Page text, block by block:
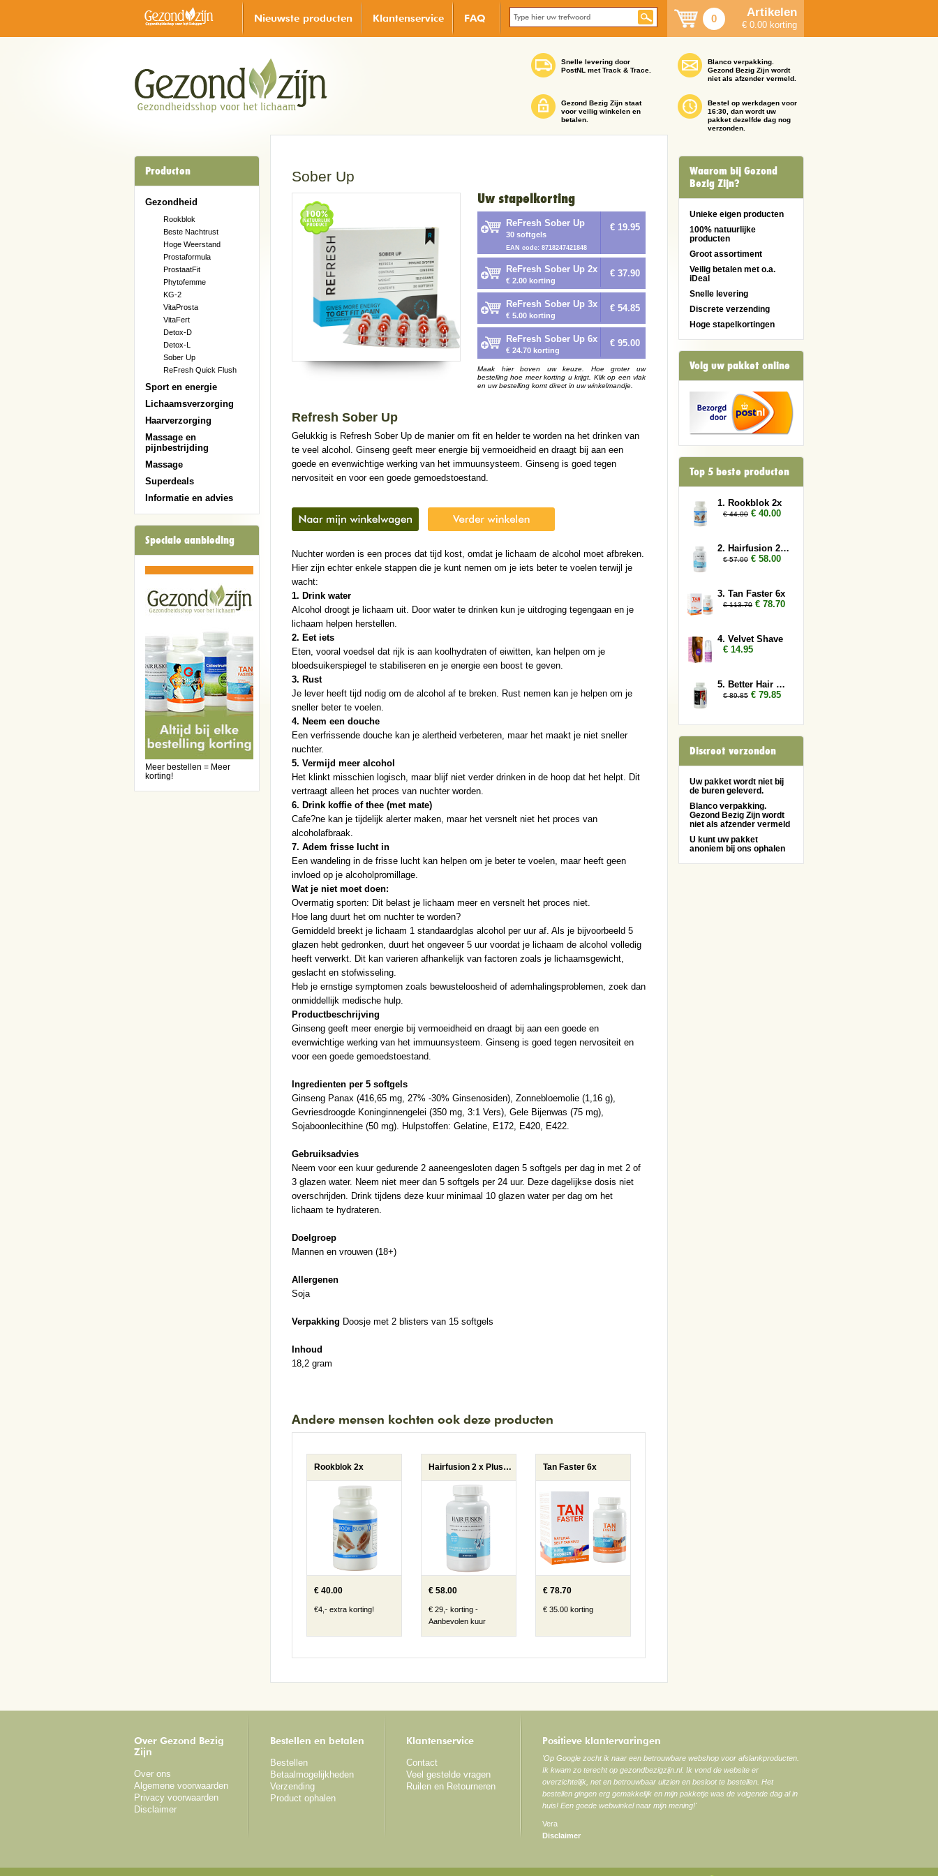
Nieuwste producten Klantenservice FAQ 0 Artikelen
€ 0.00 korting
Snelle levering door
PostNL met Track & Trace.
Gezond Bezig Zijn staat
voor veilig winkelen en
betalen.
Blanco verpakking.
Gezond Bezig Zijn wordt
niet als afzender vermeld.
Bestel op werkdagen voor
16:30, dan wordt uw
pakket dezelfde dag nog
verzonden.
Producten
Gezondheid
Rookblok
Beste Nachtrust
Hoge Weerstand
Prostaformula
ProstaatFit
Phytofemme
KG-2
VitaProsta
VitaFert
Detox-D
Detox-L
Sober Up
ReFresh Quick Flush
Sport en energie
Lichaamsverzorging
Haarverzorging
Massage en
pijnbestrijding
Massage
Superdeals
Informatie en advies
Speciale aanbieding
Meer bestellen = Meer
korting!
Sober Up
Uw stapelkorting
ReFresh Sober Up
30 softgels
EAN code: 8718247421848
€ 19.95
ReFresh Sober Up 2x
€ 2.00 korting
€ 37.90
ReFresh Sober Up 3x
€ 5.00 korting
€ 54.85
ReFresh Sober Up 6x
€ 24.70 korting
€ 95.00
Maak hier boven uw keuze. Hoe groter uw
bestelling hoe meer korting u krijgt. Klik op een vlak
en uw bestelling komt direct in uw winkelmandje.
Refresh Sober Up
Gelukkig is Refresh Sober Up de manier om fit en helder te worden na het drinken van
te veel alcohol. Ginseng geeft meer energie bij vermoeidheid en draagt bij aan een
goede en evenwichtige werking van het immuunsysteem. Ginseng is goed tegen
nervositeit en voor een goede gemoedstoestand.
Nuchter worden is een proces dat tijd kost, omdat je lichaam de alcohol moet afbreken.
Hier zijn echter enkele stappen die je kunt nemen om je iets beter te voelen terwijl je
wacht:
1. Drink water
Alcohol droogt je lichaam uit. Door water te drinken kun je uitdroging tegengaan en je
lichaam helpen herstellen.
2. Eet iets
Eten, vooral voedsel dat rijk is aan koolhydraten of eiwitten, kan helpen om je
bloedsuikerspiegel te stabiliseren en je energie een boost te geven.
3. Rust
Je lever heeft tijd nodig om de alcohol af te breken. Rust nemen kan je helpen om je
sneller beter te voelen.
4. Neem een douche
Een verfrissende douche kan je alertheid verbeteren, maar het maakt je niet sneller
nuchter.
5. Vermijd meer alcohol
Het klinkt misschien logisch, maar blijf niet verder drinken in de hoop dat het helpt. Dit
vertraagt alleen het proces van nuchter worden.
6. Drink koffie of thee (met mate)
Cafe?ne kan je tijdelijk alerter maken, maar het versnelt niet het proces van
alcoholafbraak.
7. Adem frisse lucht in
Een wandeling in de frisse lucht kan helpen om je beter te voelen, maar heeft geen
invloed op je alcoholpromillage.
Wat je niet moet doen:
Overmatig sporten: Dit belast je lichaam meer en versnelt het proces niet.
Hoe lang duurt het om nuchter te worden?
Gemiddeld breekt je lichaam 1 standaardglas alcohol per uur af. Als je bijvoorbeeld 5
glazen hebt gedronken, duurt het ongeveer 5 uur voordat je lichaam de alcohol volledig
heeft verwerkt. Dit kan varieren afhankelijk van factoren zoals je lichaamsgewicht,
geslacht en stofwisseling.
Heb je ernstige symptomen zoals bewusteloosheid of ademhalingsproblemen, zoek dan
onmiddellijk medische hulp.
Productbeschrijving
Ginseng geeft meer energie bij vermoeidheid en draagt bij aan een goede en
evenwichtige werking van het immuunsysteem. Ginseng is goed tegen nervositeit en
voor een goede gemoedstoestand.
Ingredienten per 5 softgels
Ginseng Panax (416,65 mg, 27% -30% Ginsenosiden), Zonnebloemolie (1,16 g),
Gevriesdroogde Koninginnengelei (350 mg, 3:1 Vers), Gele Bijenwas (75 mg),
Sojaboonlecithine (50 mg). Hulpstoffen: Gelatine, E172, E420, E422.
Gebruiksadvies
Neem voor een kuur gedurende 2 aaneengesloten dagen 5 softgels per dag in met 2 of
3 glazen water. Neem niet meer dan 5 softgels per 24 uur. Deze dagelijkse dosis niet
overschrijden. Drink tijdens deze kuur minimaal 10 glazen water per dag om het
lichaam te hydrateren.
Doelgroep
Mannen en vrouwen (18+)
Allergenen
Soja
Verpakking Doosje met 2 blisters van 15 softgels
Inhoud
18,2 gram
Andere mensen kochten ook deze producten
Rookblok 2x
€ 40.00
€4,- extra korting!
Hairfusion 2 x Plus 1 gratis
€ 58.00
€ 29,- korting -
Aanbevolen kuur
Tan Faster 6x
€ 78.70
€ 35.00 korting
Waarom bij Gezond
Bezig Zijn?
Unieke eigen producten
100% natuurlijke
producten
Groot assortiment
Veilig betalen met o.a.
iDeal
Snelle levering
Discrete verzending
Hoge stapelkortingen
Volg uw pakket online
Top 5 beste producten
1. Rookblok 2x
€ 44.00 € 40.00
2. Hairfusion 2 x Plus 1 gratis
€ 57.00 € 58.00
3. Tan Faster 6x
€ 113.70 € 78.70
4. Velvet Shave
€ 14.95
5. Better Hair Man 3x
€ 89.85 € 79.85
Discreet verzonden
Uw pakket wordt niet bij
de buren geleverd.
Blanco verpakking.
Gezond Bezig Zijn wordt
niet als afzender vermeld
U kunt uw pakket
anoniem bij ons ophalen
Over Gezond Bezig
Zijn
Over ons
Algemene voorwaarden
Privacy voorwaarden
Disclaimer
Bestellen en betalen
Bestellen
Betaalmogelijkheden
Verzending
Product ophalen
Klantenservice
Contact
Veel gestelde vragen
Ruilen en Retourneren
Positieve klantervaringen
'Op Google zocht ik naar een betrouwbare webshop voor afslankproducten.
Ik kwam zo terecht op gezondbezigzijn.nl. Ik vond de website er
overzichtelijk, net en betrouwbaar uitzien en besloot te bestellen. Het
bestellen gingen erg gemakkelijk en mijn pakketje was de volgende dag al in
huis! Een goede webwinkel naar mijn mening!'
Vera
Disclaimer